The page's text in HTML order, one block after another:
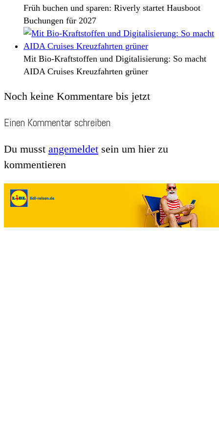
Früh buchen und sparen: Riverly startet Hausboot
Buchungen für 2027
Mit Bio-Kraftstoffen und Digitalisierung: So macht
AIDA Cruises Kreuzfahrten grüner
Noch keine Kommentare bis jetzt
Einen Kommentar schreiben
Du musst angemeldet sein um hier zu
kommentieren